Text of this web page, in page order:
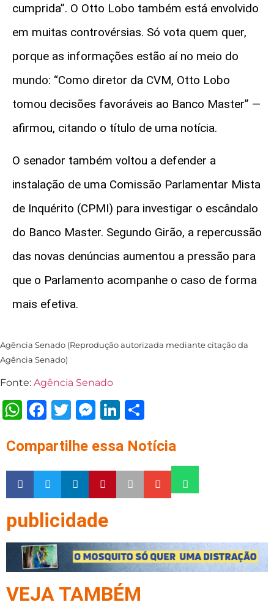
cumprida”. O Otto Lobo também está envolvido
em muitas controvérsias. Só vota quem quer,
porque as informações estão aí no meio do
mundo: “Como diretor da CVM, Otto Lobo
tomou decisões favoráveis ao Banco Master” —
afirmou, citando o título de uma notícia.
O senador também voltou a defender a
instalação de uma Comissão Parlamentar Mista
de Inquérito (CPMI) para investigar o escândalo
do Banco Master. Segundo Girão, a repercussão
das novas denúncias aumentou a pressão para
que o Parlamento acompanhe o caso de forma
mais efetiva.
Agência Senado (Reprodução autorizada mediante citação da
Agência Senado)
Fonte: Agência Senado
WhatsApp
Facebook
Twitter
Messenger
LinkedIn
Compartilhe essa Notícia
publicidade
VEJA TAMBÉM